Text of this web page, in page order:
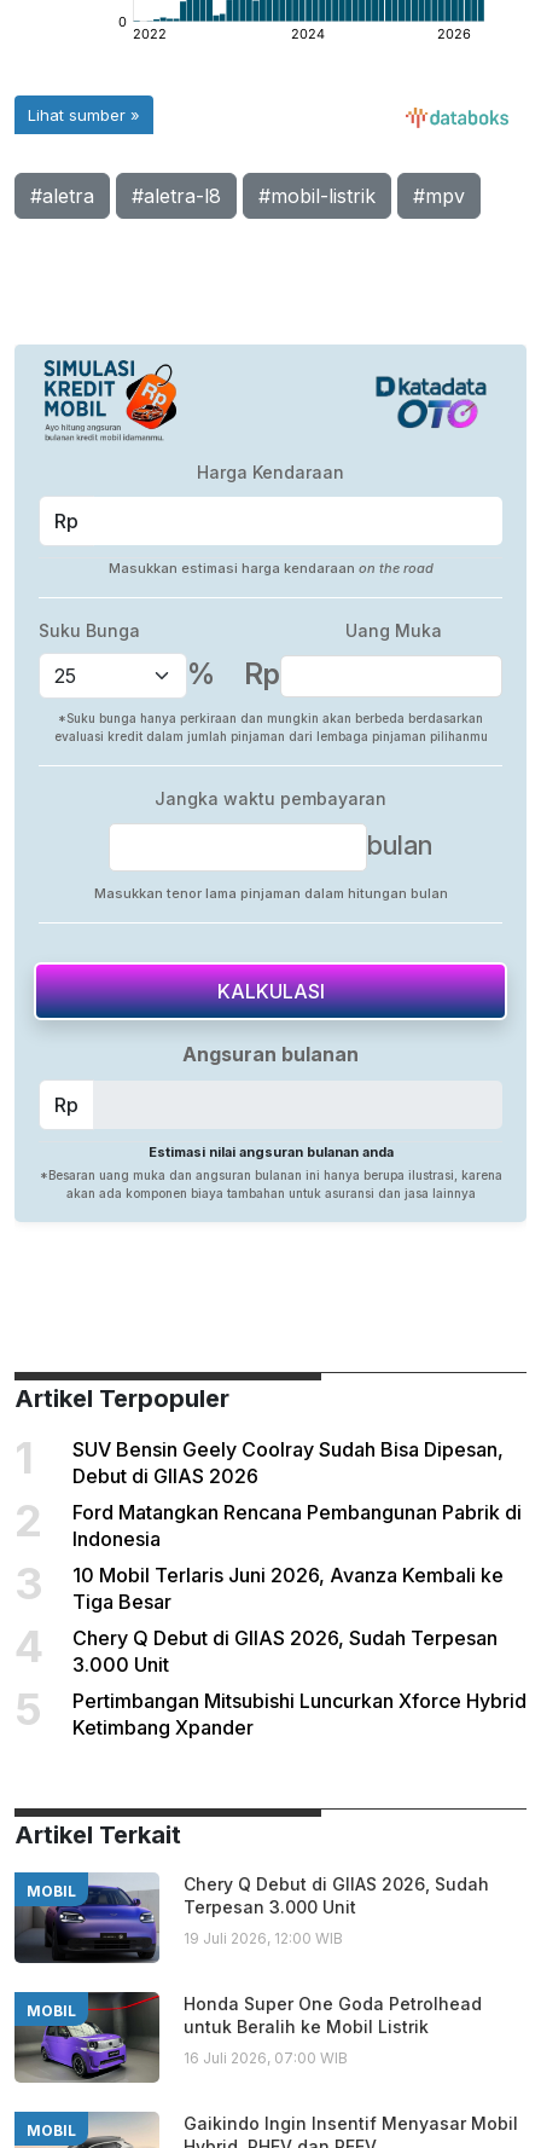
#aletra #aletra-l8 #mobil-listrik #mpv
Artikel Terpopuler
1
SUV Bensin Geely Coolray Sudah Bisa Dipesan,
Debut di GIIAS 2026
2
Ford Matangkan Rencana Pembangunan Pabrik di
Indonesia
3
10 Mobil Terlaris Juni 2026, Avanza Kembali ke
Tiga Besar
4
Chery Q Debut di GIIAS 2026, Sudah Terpesan
3.000 Unit
5
Pertimbangan Mitsubishi Luncurkan Xforce Hybrid
Ketimbang Xpander
Artikel Terkait
MOBIL
Chery Q Debut di GIIAS 2026, Sudah
Terpesan 3.000 Unit
19 Juli 2026, 12:00 WIB
MOBIL
Honda Super One Goda Petrolhead
untuk Beralih ke Mobil Listrik
16 Juli 2026, 07:00 WIB
MOBIL
Gaikindo Ingin Insentif Menyasar Mobil